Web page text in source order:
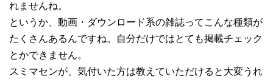
れませんね。
というか、動画・ダウンロード系の雑誌ってこんな種類が
たくさんあるんですね。自分だけではとても掲載チェック
とかできません。
スミマセンが、気付いた方は教えていただけると大変うれ